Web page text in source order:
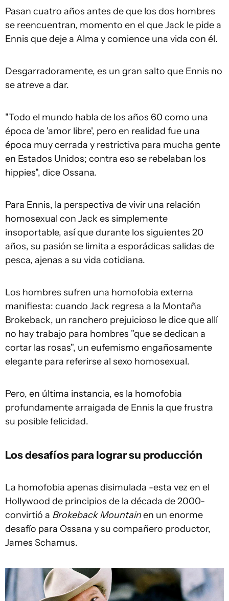
Pasan cuatro años antes de que los dos hombres
se reencuentran, momento en el que Jack le pide a
Ennis que deje a Alma y comience una vida con él.
Desgarradoramente, es un gran salto que Ennis no
se atreve a dar.
"Todo el mundo habla de los años 60 como una
época de 'amor libre', pero en realidad fue una
época muy cerrada y restrictiva para mucha gente
en Estados Unidos; contra eso se rebelaban los
hippies", dice Ossana.
Para Ennis, la perspectiva de vivir una relación
homosexual con Jack es simplemente
insoportable, así que durante los siguientes 20
años, su pasión se limita a esporádicas salidas de
pesca, ajenas a su vida cotidiana.
Los hombres sufren una homofobia externa
manifiesta: cuando Jack regresa a la Montaña
Brokeback, un ranchero prejuicioso le dice que allí
no hay trabajo para hombres "que se dedican a
cortar las rosas", un eufemismo engañosamente
elegante para referirse al sexo homosexual.
Pero, en última instancia, es la homofobia
profundamente arraigada de Ennis la que frustra
su posible felicidad.
Los desafíos para lograr su producción
La homofobia apenas disimulada -esta vez en el
Hollywood de principios de la década de 2000-
convirtió a Brokeback Mountainen un enorme
desafío para Ossana y su compañero productor,
James Schamus.